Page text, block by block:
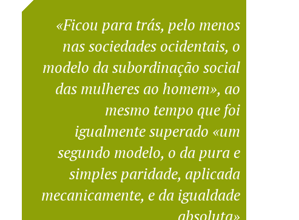
«Ficou para trás, pelo menos
nas sociedades ocidentais, o
modelo da subordinação social
das mulheres ao homem», ao
mesmo tempo que foi
igualmente superado «um
segundo modelo, o da pura e
simples paridade, aplicada
mecanicamente, e da igualdade